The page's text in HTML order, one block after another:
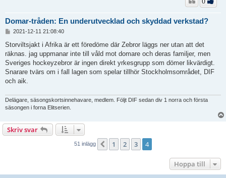
Domar-tråden: En underutvecklad och skyddad verkstad?
l
ä
g
g
2021-12-11 21:08:40
Storviltsjakt i Afrika är ett föredöme där Zebror läggs ner utan att det
räknas. jag uppmanar inte till våld mot domare och deras familjer, men
Sveriges hockeyzebror är ingen direkt yrkesgrupp som dömer likvärdigt.
Snarare tvärs om i fall lagen som spelar tillhör Stockholmsområdet, DIF
och aik.
Delägare, säsongskortsinnehavare, medlem. Följt DIF sedan div 1 norra och första
säsongen i forna Elitserien.
Skriv svar
51 inlägg Föregående
1 2 3 4
Hoppa till